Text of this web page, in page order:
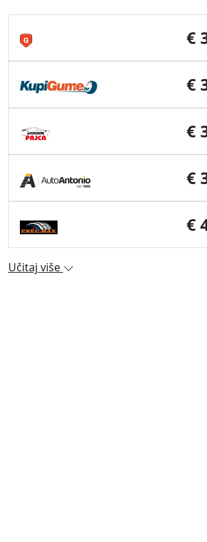
€
€
€
€
€
Učitaj više